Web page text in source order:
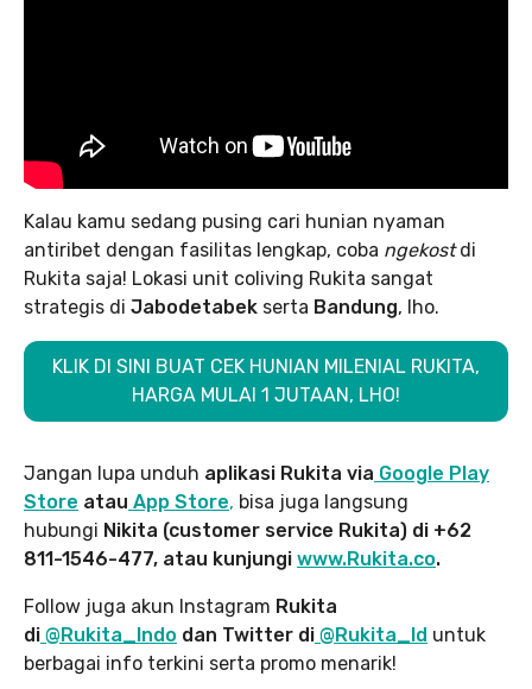
Kalau kamu sedang pusing cari hunian nyaman
antiribet dengan fasilitas lengkap, coba ngekostdi
Rukita saja! Lokasi unit coliving Rukita sangat
strategis di Jabodetabek serta Bandung, lho.
KLIK DI SINI BUAT CEK HUNIAN MILENIAL RUKITA,
HARGA MULAI 1 JUTAAN, LHO!
Jangan lupa unduh aplikasi Rukita via Google Play
Store atau App Store, bisa juga langsung
hubungi Nikita (customer service Rukita) di +62
811-1546-477, atau kunjungi www.Rukita.co.
Follow juga akun Instagram Rukita
di @Rukita_Indo dan Twitter di @Rukita_Id untuk
berbagai info terkini serta promo menarik!